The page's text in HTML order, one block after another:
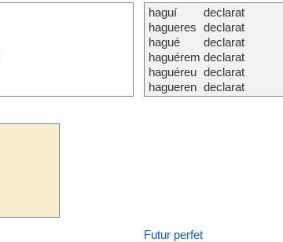
haguí
hagueres
hagué
haguérem
haguéreu
hagueren
declarat
declarat
declarat
declarat
declarat
declarat
Futur perfet